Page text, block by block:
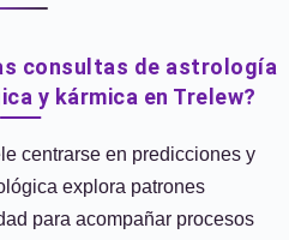
consultas de astrología
y kármica en Trelew?
centrarse en predicciones y
explora patrones
para acompañar procesos